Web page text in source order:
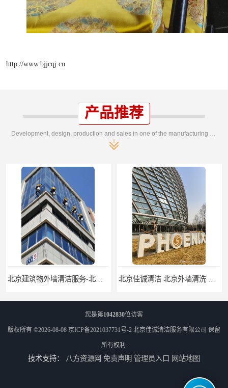
http://www.bjjcqj.cn
产品推荐
您是第1042830位访客
版权所有 ©2026-08-08 京ICP备2021037731号-2 北京佳诚清洁服务有限公司 保留
所有权利.
技术支持： 八方资源网 免责声明 管理员入口 网站地图